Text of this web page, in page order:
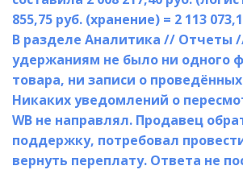
855,75 руб. (хранение) = 2 113
В разделе Аналитика // Отчеты
удержаниям не было ни одного
товара, ни записи о
Никаких уведомлений о
WB не направлял. Продавец
поддержку, потребовал
вернуть переплату. Ответа не